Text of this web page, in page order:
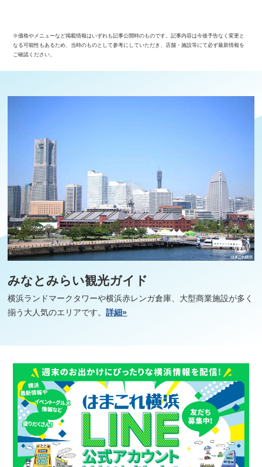
※価格やメニューなど掲載情報はいずれも記事公開時のものです。記事内容は今後予告なく変更と
なる可能性もあるため、当時のものとして参考にしていただき、店舗・施設等にて必ず最新情報を
ご確認ください。
みなとみらい観光ガイド
横浜ランドマークタワーや横浜赤レンガ倉庫、大型商業施設が多く
揃う大人気のエリアです。詳細»